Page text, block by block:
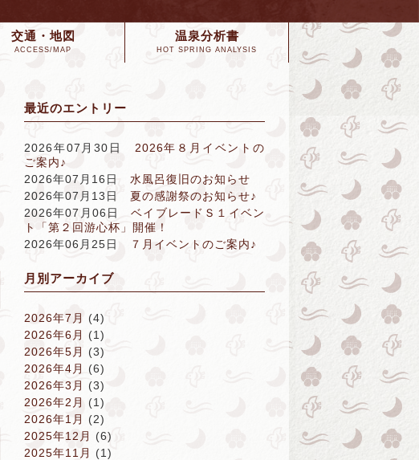
交通・地図
ACCESS/MAP
温泉分析書
HOT SPRING ANALYSIS
最近のエントリー
2026年07月30日 2026年８月イベントの
ご案内♪
2026年07月16日 水風呂復旧のお知らせ
2026年07月13日 夏の感謝祭のお知らせ♪
2026年07月06日ベイブレードＳ１イベン
ト「第２回游心杯」開催！
2026年06月25日
７月イベントのご案内♪
月別アーカイブ
2026年7月 (4)
2026年6月
(1)
2026年5月
(3)
2026年4月
(6)
2026年3月
(3)
2026年2月
(1)
2026年1月
(2)
2025年12月
(6)
2025年11月 (1)